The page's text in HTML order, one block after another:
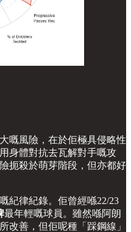
嘅風險，在於佢極具侵略性
身體對抗去瓦解對手嘅攻
扼殺於萌芽階段，但亦都好
紀律紀錄。佢曾經喺22/23
最年輕嘅球員。雖然喺阿朗
改善，但佢呢種「踩鋼線」